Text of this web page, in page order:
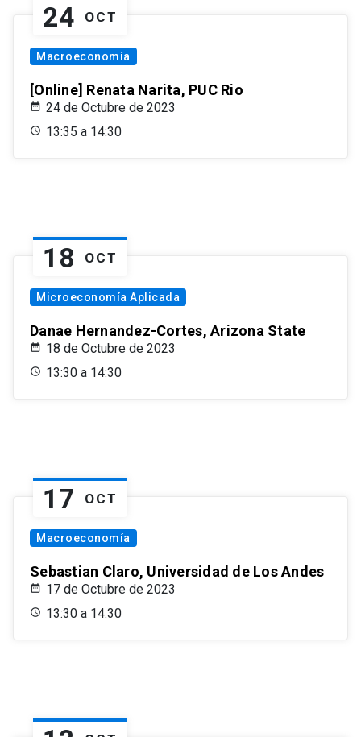
24 OCT
Macroeconomía
[Online] Renata Narita, PUC Rio
24 de Octubre de 2023
13:35 a 14:30
18 OCT
Microeconomía Aplicada
Danae Hernandez-Cortes, Arizona State
18 de Octubre de 2023
13:30 a 14:30
17 OCT
Macroeconomía
Sebastian Claro, Universidad de Los Andes
17 de Octubre de 2023
13:30 a 14:30